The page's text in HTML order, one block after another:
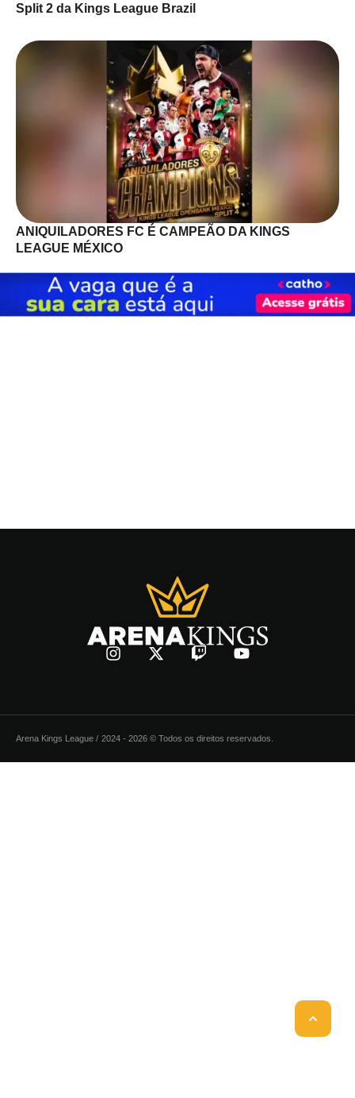
Split 2 da Kings League Brazil
ANIQUILADORES FC É CAMPEÃO DA KINGS
LEAGUE MÉXICO
Arena Kings League / 2024 - 2026 © Todos os direitos reservados.